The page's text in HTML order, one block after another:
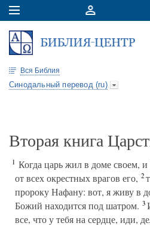
Вся Библия
Синодальный перевод (ru)
Вторая книга
1 Когда царь жил в доме своем, и
от всех окрестных врагов его, 2
пророку Нафану: вот, я живу в
Божий находится под шатром. 3
все, что у тебя на сердце, иди,